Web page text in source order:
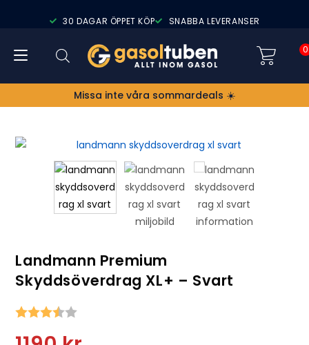
30 DAGAR ÖPPET KÖP SNABBA LEVERANSER
0
Missa inte våra sommardeals ☀️
Landmann Premium
Skyddsöverdrag XL+ – Svart